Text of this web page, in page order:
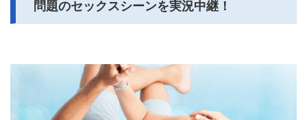
問題のセックスシーンを実況中継！